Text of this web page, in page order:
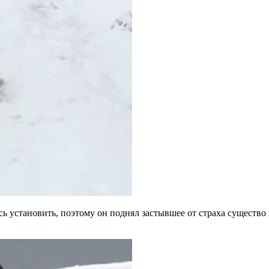
поэтому он поднял застывшее от страха